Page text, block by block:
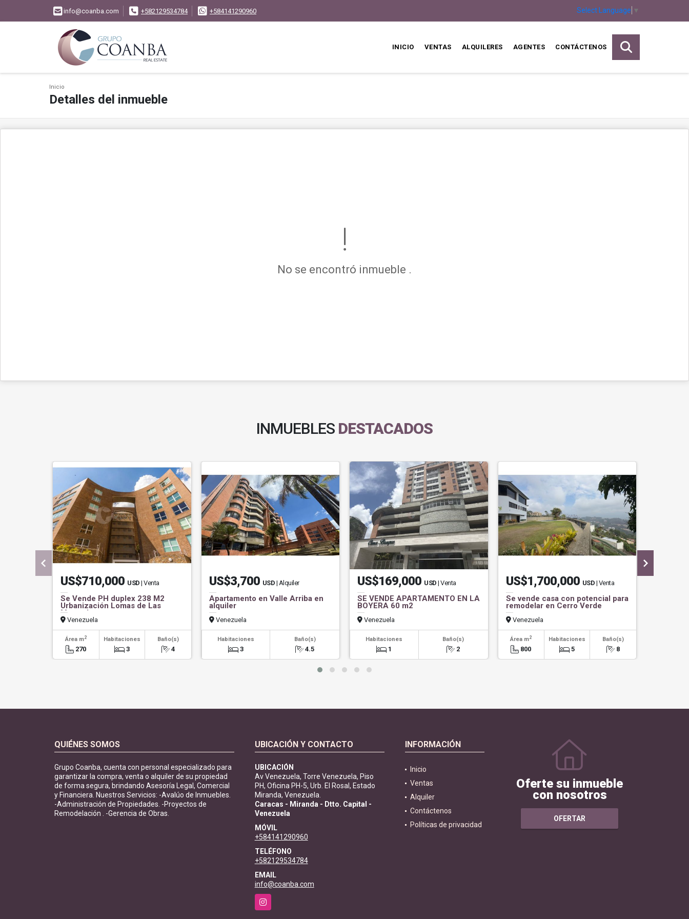
info@coanba.com +582129534784 +584141290960 Select Language ▼
INICIO VENTAS ALQUILERES AGENTES CONTÁCTENOS
Inicio
Detalles del inmueble
No se encontró inmueble .
INMUEBLES DESTACADOS
US$710,000 USD | Venta
Se Vende PH duplex 238 M2
Urbanización Lomas de Las
Mercedes
Venezuela
Área m2
270
Habitaciones
3
Baño(s)
4
US$3,700 USD | Alquiler
Apartamento en Valle Arriba en
alquiler
Venezuela
Habitaciones
3
Baño(s)
4.5
US$169,000 USD | Venta
SE VENDE APARTAMENTO EN LA
BOYERA 60 m2
Venezuela
Habitaciones
1
Baño(s)
2
US$1,700,000 USD | Venta
Se vende casa con potencial para
remodelar en Cerro Verde
Venezuela
Área m2
800
Habitaciones
5
Baño(s)
8
QUIÉNES SOMOS
Grupo Coanba, cuenta con personal especializado para
garantizar la compra, venta o alquiler de su propiedad
de forma segura, brindando Asesoría Legal, Comercial
y Financiera. Nuestros Servicios: -Avalúo de Inmuebles.
-Administración de Propiedades. -Proyectos de
Remodelación . -Gerencia de Obras.
UBICACIÓN Y CONTACTO
UBICACIÓN
Av Venezuela, Torre Venezuela, Piso
PH, Oficina PH-5, Urb. El Rosal, Estado
Miranda, Venezuela.
Caracas - Miranda - Dtto. Capital -
Venezuela
MÓVIL
+584141290960
TELÉFONO
+582129534784
EMAIL
info@coanba.com
Instagram
INFORMACIÓN
Inicio
Ventas
Alquiler
Contáctenos
Políticas de privacidad
Oferte su inmueble
con nosotros
OFERTAR